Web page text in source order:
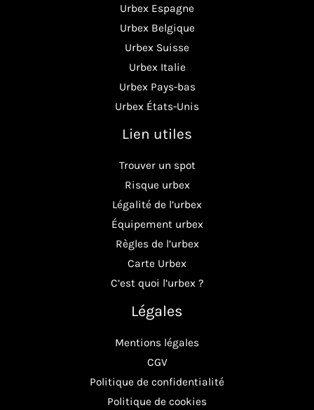
Urbex Espagne
Urbex Belgique
Urbex Suisse
Urbex Italie
Urbex Pays-bas
Urbex États-Unis
Lien utiles
Trouver un spot
Risque urbex
Légalité de l’urbex
Équipement urbex
Règles de l’urbex
Carte Urbex
C’est quoi l’urbex ?
Légales
Mentions légales
CGV
Politique de confidentialité
Politique de cookies